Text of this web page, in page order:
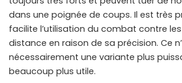
dans une poignée de coups. Il est très
facilite l’utilisation du combat contre
distance en raison de sa précision. Ce
nécessairement une variante plus
beaucoup plus utile.